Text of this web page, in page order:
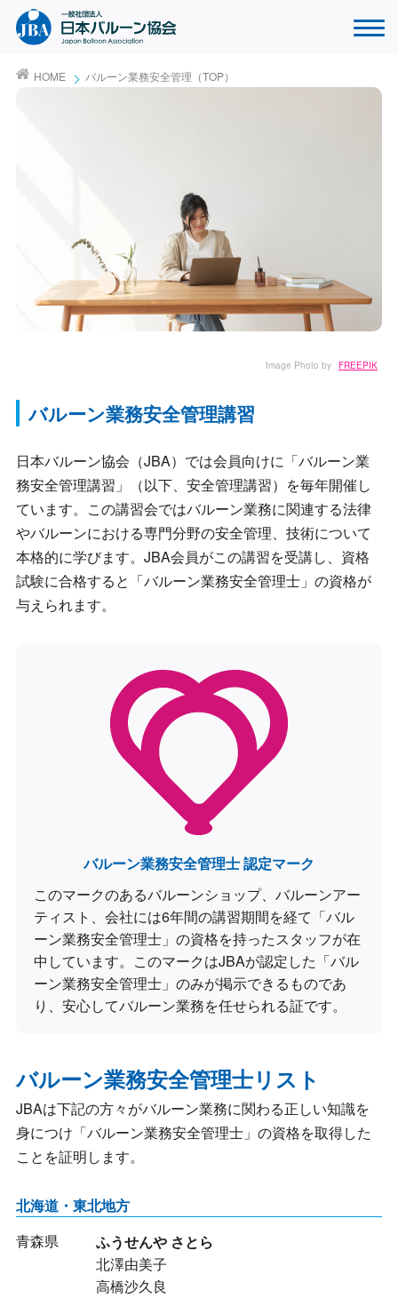
HOME バルーン業務安全管理（TOP）
Image Photo by FREEPIK
バルーン業務安全管理講習
日本バルーン協会（JBA）では会員向けに「バルーン業
務安全管理講習」（以下、安全管理講習）を毎年開催し
ています。この講習会ではバルーン業務に関連する法律
やバルーンにおける専門分野の安全管理、技術について
本格的に学びます。JBA会員がこの講習を受講し、資格
試験に合格すると「バルーン業務安全管理士」の資格が
与えられます。
バルーン業務安全管理士 認定マーク
このマークのあるバルーンショップ、バルーンアー
ティスト、会社には6年間の講習期間を経て「バル
ーン業務安全管理士」の資格を持ったスタッフが在
中しています。このマークはJBAが認定した「バル
ーン業務安全管理士」のみが掲示できるものであ
り、安心してバルーン業務を任せられる証です。
バルーン業務安全管理士リスト
JBAは下記の方々がバルーン業務に関わる正しい知識を
身につけ「バルーン業務安全管理士」の資格を取得した
ことを証明します。
北海道・東北地方
青森県
ふうせんや さとら
北澤由美子
高橋沙久良